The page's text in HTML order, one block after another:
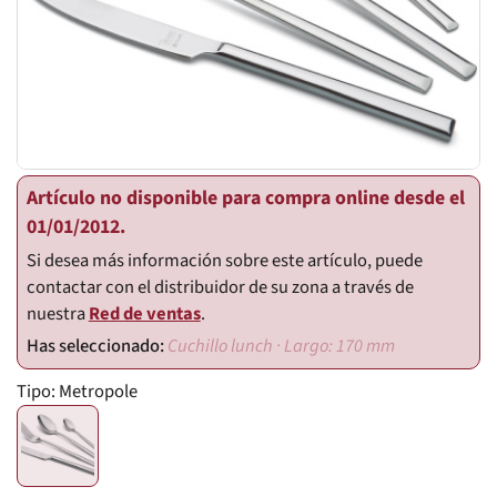
Artículo no disponible para compra online desde el
01/01/2012.
Si desea más información sobre este artículo, puede
contactar con el distribuidor de su zona a través de
nuestraRed de ventas.
Cuchillo lunch · Largo: 170 mm
Tipo: Metropole